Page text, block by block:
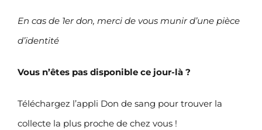
En cas de 1er don, merci de vous munir d’une pièce
d’identité
Vous n’êtes pas disponible ce jour-là ?
Téléchargez l’appli Don de sang pour trouver la
collecte la plus proche de chez vous !